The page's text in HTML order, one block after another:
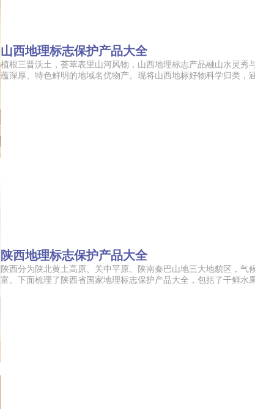
山西地理标志保护产品大全
植根三晋沃土，荟萃表里山河风物，山西地理标志产品融山水灵秀
蕴深厚、特色鲜明的地域名优物产。现将山西地标好物科学归类，
陕西地理标志保护产品大全
陕西分为陕北黄土高原、关中平原、陕南秦巴山地三大地貌区，气
富。下面梳理了陕西省国家地理标志保护产品大全，包括了干鲜水果